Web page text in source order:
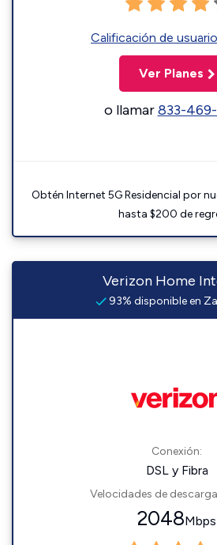
Calificación de
Ver Planes
o llamar833-
Obtén Internet 5G Residencial por
hasta $200 de
Verizon Home
93% disponible en
Conexión:
DSL y Fibra
Velocidades de
2048Mbps